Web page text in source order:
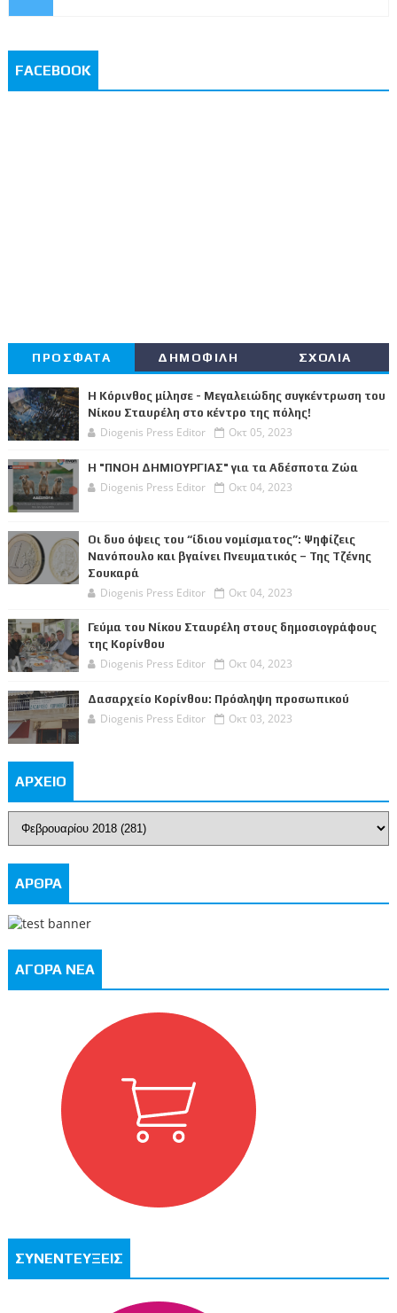
FACEBOOK
ΠΡΟΣΦΑΤΑ ΔΗΜΟΦΙΛΗ ΣΧΟΛΙΑ
Η Κόρινθος μίλησε - Μεγαλειώδης συγκέντρωση του
Νίκου Σταυρέλη στο κέντρο της πόλης!
Diogenis Press Editor Οκτ 05, 2023
Η "ΠΝΟΗ ΔΗΜΙΟΥΡΓΙΑΣ" για τα Αδέσποτα Ζώα
Diogenis Press Editor Οκτ 04, 2023
Οι δυο όψεις του “ίδιου νομίσματος”: Ψηφίζεις
Νανόπουλο και βγαίνει Πνευματικός – Της Τζένης
Σουκαρά
Diogenis Press Editor Οκτ 04, 2023
Γεύμα του Νίκου Σταυρέλη στους δημοσιογράφους
της Κορίνθου
Diogenis Press Editor Οκτ 04, 2023
Δασαρχείο Κορίνθου: Πρόσληψη προσωπικού
Diogenis Press Editor Οκτ 03, 2023
ΑΡΧΕΙΟ
ΑΡΘΡΑ
ΑΓΟΡΑ ΝΕΑ
ΣΥΝΕΝΤΕΥΞΕΙΣ